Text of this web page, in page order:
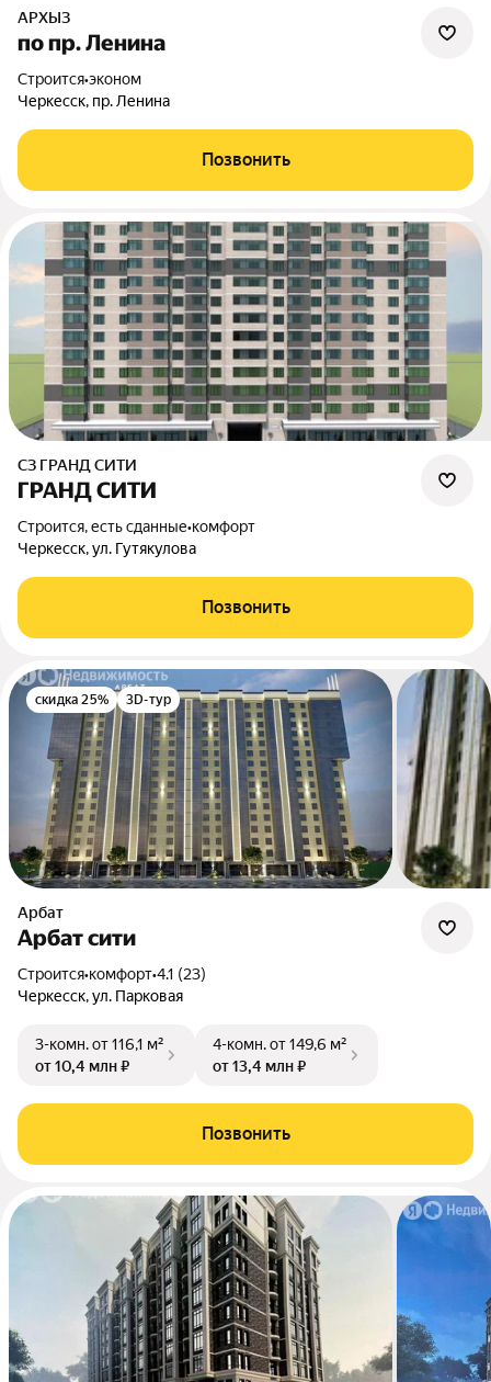
АРХЫЗ
по пр. Ленина
Строится•эконом
Черкесск, пр. Ленина
Позвонить
СЗ ГРАНД СИТИ
ГРАНД СИТИ
Строится, есть сданные•комфорт
Черкесск, ул. Гутякулова
Позвонить
скидка 25% 3D-тур
Арбат
Арбат сити
Строится•комфорт•4.1 (23)
Черкесск, ул. Парковая
3-комн.от 116,1 м²
от 10,4 млн ₽
4-комн.от 149,6 м²
от 13,4 млн ₽
Позвонить